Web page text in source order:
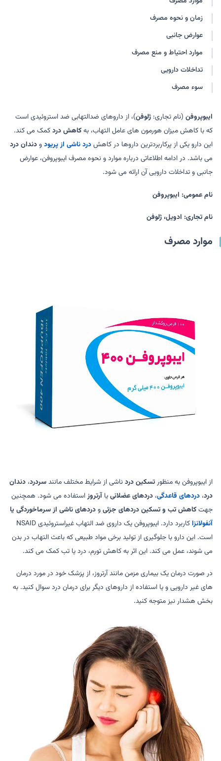
اکتوپین
ایبوپروفن-ناژو
ایبوکیم
تدافن
آری-پروفن
زمان و نحوه مصرف
عوارض جانبی
موارد احتیاط و منع مصرف
تداخلات دارویی
سوء مصرف
ایبوپروفن (نام تجاری:ژلوفن)، از داروهای ضدالتهابی ضد استروئیدی است
که با کاهش میزان هورمون های عامل التهاب، بهکاهش دردکمک می کند.
این دارو یکی از پرکاربردترین داروها در کاهشدرد ناشی از پریودودندان درد
می باشد. در ادامه اطلاعاتی درباره موارد و نحوه مصرف ایبوپروفن، عوارض
جانبی و تداخلات دارویی آن ارائه می شود.
نام عمومی: ایبوپروفن
نام تجاری: ادویل، ژلوفن
موارد مصرف
از ایبوپروفن به منظورتسکین دردناشی از شرایط مختلف مانندسردرد،دندان
درد،دردهای قاعدگی،دردهای عضلانییاآرتروزاستفاده می شود. همچنین
جهتکاهش تب و تسکین دردهای جزئیودردهای ناشی از سرماخوردگی یا
آنفولانزا
کاربرد دارد. ایبوپروفن یک داروی ضد التهاب غیراستروئیدی NSAID
است. این دارو با جلوگیری از تولید برخی مواد طبیعی که باعث التهاب در بدن
می شوند، عمل می کند. این اثر به کاهش تورم، درد یا تب کمک می کند.
در صورت درمان یک بیماری مزمن مانند آرتروز، از پزشک خود در مورد درمان
های غیر دارویی و یا استفاده از داروهای دیگر برای درمان درد سوال کنید. به
بخش هشدار نیز متوجه کنید.